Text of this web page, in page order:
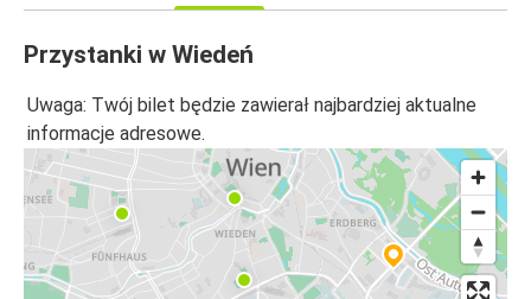
Przystanki w Wiedeń
Uwaga: Twój bilet będzie zawierał najbardziej aktualne
informacje adresowe.